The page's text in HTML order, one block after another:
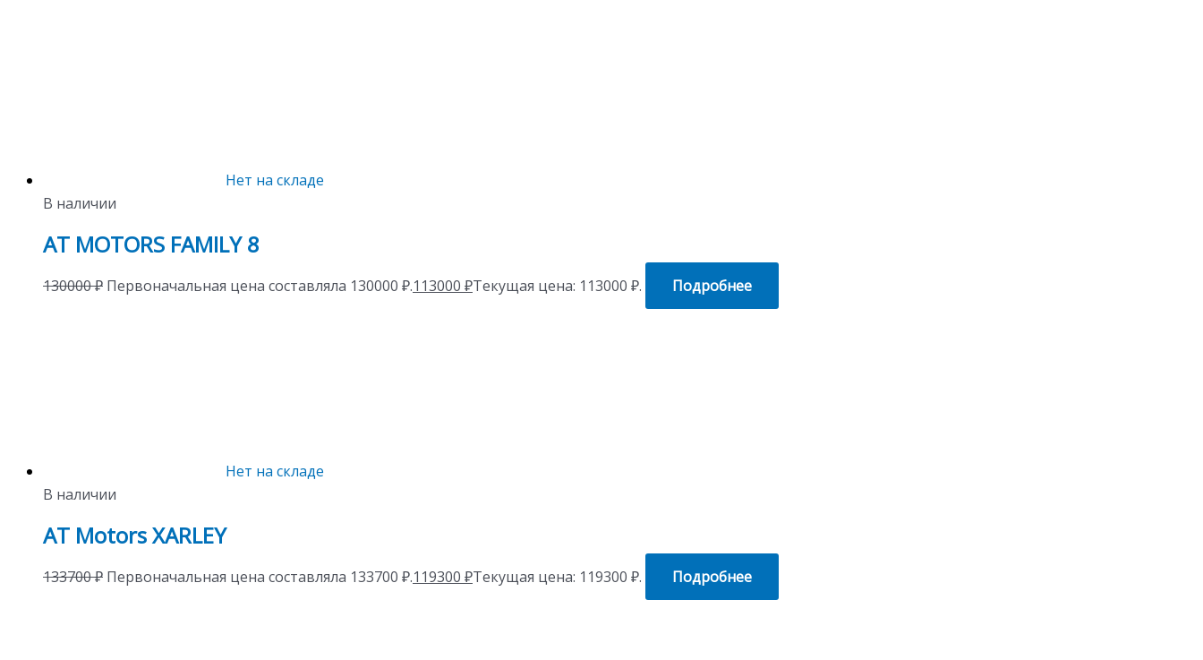
Нет на складе
В наличии
AT MOTORS FAMILY 8
130000₽ Первоначальная цена составляла 130000 ₽.113000 ₽Текущая цена: 113000 ₽. Подробнее
Нет на складе
В наличии
AT Motors XARLEY
133700₽ Первоначальная цена составляла 133700 ₽.119300 ₽Текущая цена: 119300 ₽. Подробнее